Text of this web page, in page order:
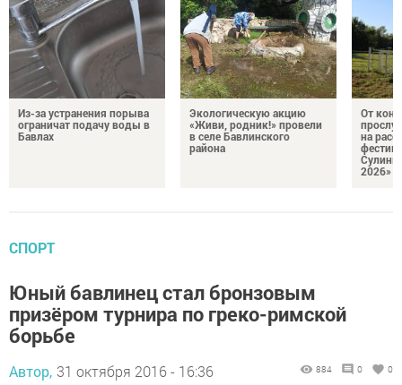
Из-за устранения порыва
ограничат подачу воды в
Бавлах
Экологическую акцию
«Живи, родник!» провели
в селе Бавлинского
района
От
на
2026»
СПОРТ
Юный бавлинец стал бронзовым
призёром турнира по греко-римской
борьбе
Автор, 31 октября 2016 - 16:36 884 0 0